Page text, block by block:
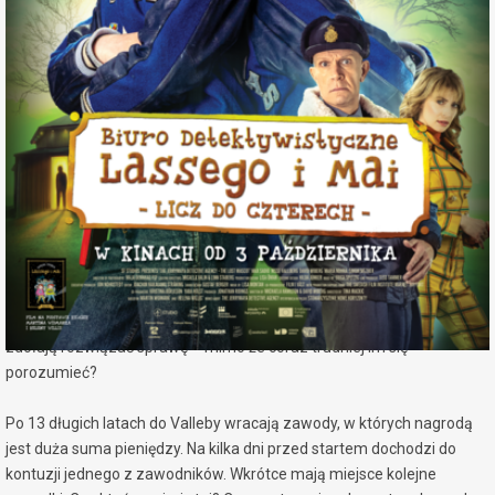
miejscowość:
Konin
adres:
Aleje 1 Maja 7a
data i godzina:
15.10.2025, g. 16:00
Info
Opis wydarzenia:
Raz, dwa, trzy – Lasse i Maja wracają do gry! Tym razem czeka na
nich strrrasznie fajna zagadka, która poprowadzi ich do tajemnicy
starej maskotki zawodów w Valleby. Seria niepokojących wypadków
wstrząsa miastem, a tropy zaczynają się plątać. Czy Lasse i Maja
zdołają rozwiązać sprawę – mimo że coraz trudniej im się
porozumieć?
Po 13 długich latach do Valleby wracają zawody, w których nagrodą
jest duża suma pieniędzy. Na kilka dni przed startem dochodzi do
kontuzji jednego z zawodników. Wkrótce mają miejsce kolejne